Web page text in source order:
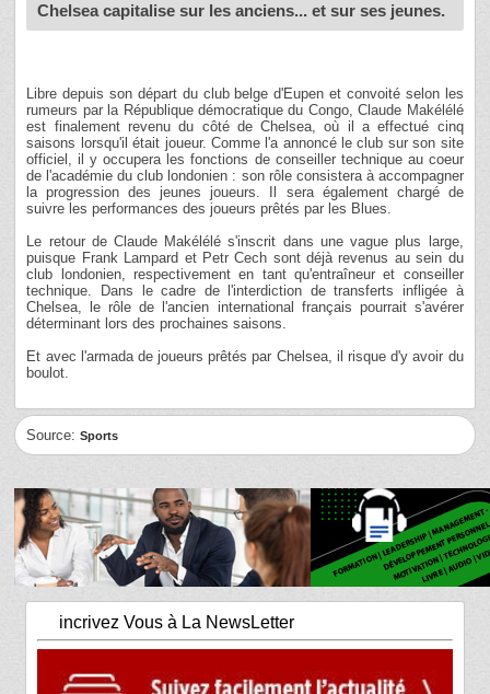
Chelsea capitalise sur les anciens... et sur ses jeunes.
Libre depuis son départ du club belge d'Eupen et convoité selon les
rumeurs par la République démocratique du Congo, Claude Makélélé
est finalement revenu du côté de Chelsea, où il a effectué cinq
saisons lorsqu'il était joueur. Comme l'a annoncé le club sur son site
officiel, il y occupera les fonctions de conseiller technique au coeur
de l'académie du club londonien : son rôle consistera à accompagner
la progression des jeunes joueurs. Il sera également chargé de
suivre les performances des joueurs prêtés par les Blues.
Le retour de Claude Makélélé s'inscrit dans une vague plus large,
puisque Frank Lampard et Petr Cech sont déjà revenus au sein du
club londonien, respectivement en tant qu'entraîneur et conseiller
technique. Dans le cadre de l'interdiction de transferts infligée à
Chelsea, le rôle de l'ancien international français pourrait s'avérer
déterminant lors des prochaines saisons.
Et avec l'armada de joueurs prêtés par Chelsea, il risque d'y avoir du
boulot.
Source:Sports
incrivez Vous à La NewsLetter